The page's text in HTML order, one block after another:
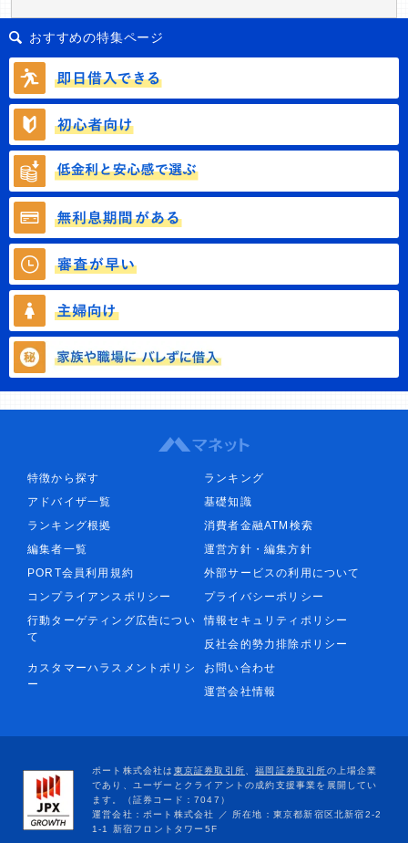
おすすめの特集ページ
特徴から探す
ランキング
アドバイザ一覧
基礎知識
ランキング根拠
消費者金融ATM検索
編集者一覧
運営方針・編集方針
PORT会員利用規約
外部サービスの利用について
コンプライアンスポリシー
プライバシーポリシー
行動ターゲティング広告につい
て
情報セキュリティポリシー
反社会的勢力排除ポリシー
カスタマーハラスメントポリシ
ー
お問い合わせ
運営会社情報